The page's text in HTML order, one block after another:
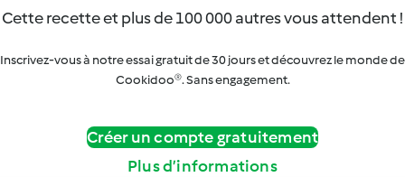
Cette recette et plus de 100 000 autres vous attendent !
Inscrivez-vous à notre essai gratuit de 30 jours et découvrez le monde de
Cookidoo®. Sans engagement.
Créer un compte gratuitement
Plus d’informations